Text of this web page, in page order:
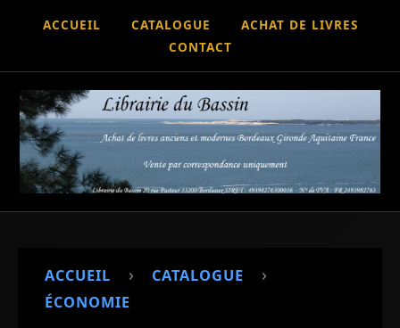
ACCUEIL CATALOGUE
ACHAT DE LIVRES
CONTACT
ACCUEIL › CATALOGUE ›
ÉCONOMIE